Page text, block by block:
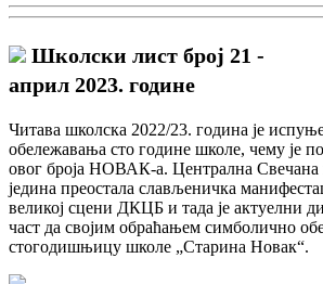
Школски лист број 21 -
април 2023. године
Читава школска 2022/23. година је
обележавања сто године школе, чему је
овог броја НОВАК-а. Централна Свечана
једина преостала слављеничка
великој сцени ДКЦБ и тада је актуелни
част да својим обраћањем симболично
стогодишњицу школе „Старина Новак“.